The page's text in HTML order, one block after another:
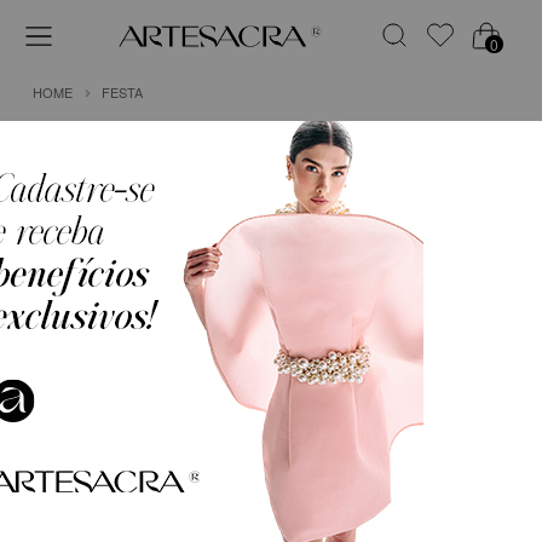
0
HOME FESTA